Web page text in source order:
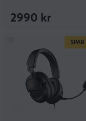
2990 kr
SPAR